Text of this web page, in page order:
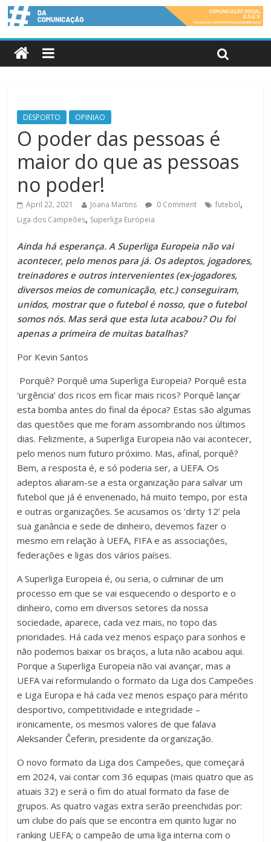
DESPORTO OPINIAO
O poder das pessoas é
maior do que as pessoas
no poder!
April 22, 2021 Joana Martins 0 Comment futebol,
Liga dos Campeões, Superliga Europeia
Ainda há esperança. A Superliga Europeia não vai
acontecer, pelo menos para já. Os adeptos, jogadores,
treinadores e outros intervenientes (ex-jogadores,
diversos meios de comunicação, etc.) conseguiram,
unidos, mostrar que o futebol é nosso, que o futebol
somos nós. Mas será que esta luta acabou? Ou foi
apenas a primeira de muitas batalhas?
Por Kevin Santos
Porquê? Porquê uma Superliga Europeia? Porquê esta
‘urgência’ dos ricos em ficar mais ricos? Porquê lançar
esta bomba antes do final da época? Estas são algumas
das questões que me foram assombrando nos últimos
dias. Felizmente, a Superliga Europeia não vai acontecer,
pelo menos num futuro próximo. Mas, afinal, porquê?
Bem, a resposta é, e só poderia ser, a UEFA. Os
adeptos aliaram-se a esta organização para salvar um
futebol que já é envenenado, há muito tempo, por esta
e outras organizações. Se acusamos os ‘dirty 12’ pela
sua ganância e sede de dinheiro, devemos fazer o
mesmo em relação à UEFA, FIFA e as associações,
federações e ligas dos vários países.
A Superliga Europeia é, ou seria, o culminar de um
processo em que se vai esquecendo o desporto e o
dinheiro, como em diversos setores da nossa
sociedade, aparece, cada vez mais, no topo das
prioridades. Há cada vez menos espaço para sonhos e
não podemos baixar os braços, a luta não acabou aqui.
Porque a Superliga Europeia não vai avançar, mas a
UEFA vai reformulando o formato da Liga dos Campeões
e Liga Europa e há cada vez menos espaço para mérito
desportivo, competitividade e integridade –
ironicamente, os mesmos valores de que falava
Aleksander Čeferin, presidente da organização.
O novo formato da Liga dos Campeões, que começará
em 2024, vai contar com 36 equipas (mais quatro que as
atuais 32) e será o fim do atual formato da fase de
grupos. As quatro vagas extra serão preenchidas por:
um clube do país que se encontra em quinto lugar no
ranking UEFA; o campeão de uma liga interna com o